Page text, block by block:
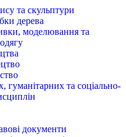
та скульптури
дерева
моделювання та
гуманітарних та соціально-
документи